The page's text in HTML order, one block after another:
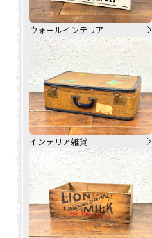
ウォールインテリア
インテリア雑貨